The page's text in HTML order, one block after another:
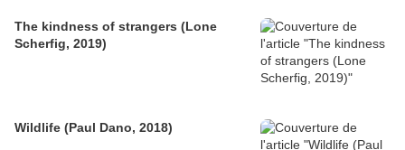
The kindness of strangers (Lone
Scherfig, 2019)
Wildlife (Paul Dano, 2018)